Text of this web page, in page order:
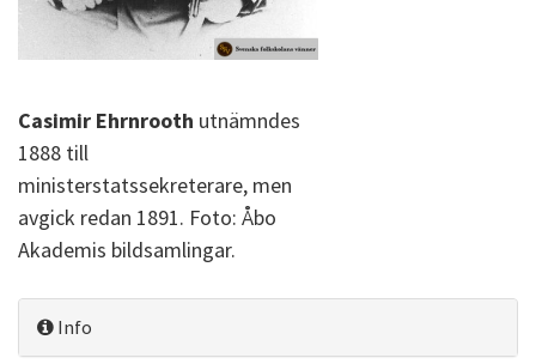
Casimir Ehrnrooth utnämndes
1888 till
ministerstatssekreterare, men
avgick redan 1891. Foto: Åbo
Akademis bildsamlingar.
Info